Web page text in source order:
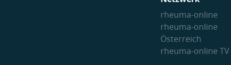
rheuma-online
rheuma-online
Österreich
rheuma-online TV